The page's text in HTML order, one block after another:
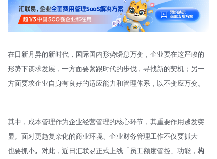
在日新月异的新时代，国际国内形势瞬息万变，企业要在这严峻的
形势下谋求发展，一方面要紧跟时代的步伐，寻找新的契机；另一
方面要求企业自身有良好的适应能力和管理体系，以不变应万变。
其中，成本管理作为企业经营管理的核心环节，其重要作用越发突
显。面对更趋复杂化的商业环境、企业财务管理工作不仅要抓大，
也要抓小。 对此，近日汇联易正式上线「员工额度管控」功能， 构